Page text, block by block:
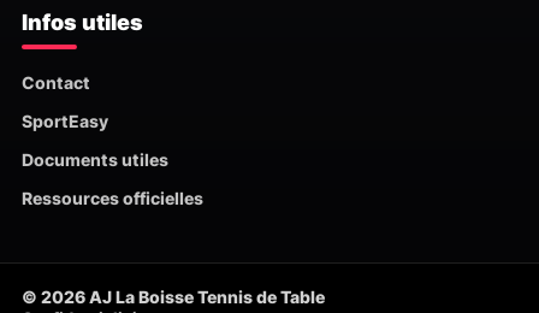
Infos utiles
Contact
SportEasy
Documents utiles
Ressources officielles
© 2026 AJ La Boisse Tennis de Table